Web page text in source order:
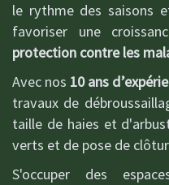
le rythme des saisons
favoriser une
protection contre les
Avec nos 10 ans
travaux de
taille de haies et
verts et de pose de
S'occuper des